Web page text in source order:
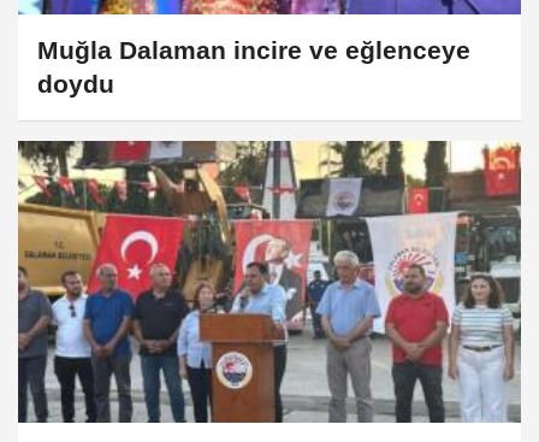
Muğla Dalaman incire ve eğlenceye
doydu